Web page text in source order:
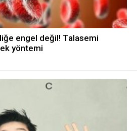
engel değil! Talasemi
yöntemi